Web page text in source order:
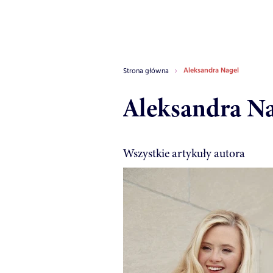
Strona główna Aleksandra Nagel
Aleksandra
Wszystkie artykuły autora